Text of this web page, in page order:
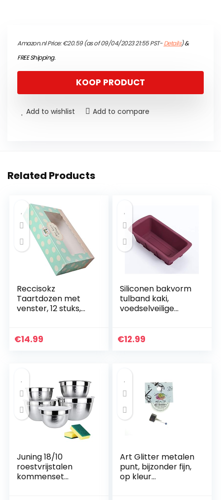
Amazon.nl Price:€20.59(as of 09/04/2023 21:55 PST-Details)&
FREE Shipping.
KOOP PRODUCT
Add to wishlist Add to compare
Related Products
Reccisokz
Taartdozen met
venster, 12 stuks,
gebak,
€14.99
Siliconen bakvorm
tulband kaki,
voedselveilige
bakvorm rond, Ø
€12.99
Juning 18/10
roestvrijstalen
kommenset
Art Glitter metalen
punt, bijzonder fijn,
op kleur